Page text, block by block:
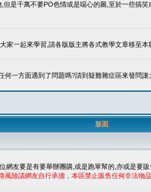
但是千萬不要PO色情或是噁心的圖,至於一些搞
家一起來學習,請各版版主將各式教學文章移至本
何一方面遇到了問題嗎?請到疑難雜症區來發問讓
版面
網友要是有要舉辦團購,或是跑單幫的,亦或是要
風險請網友自行承擔，本區禁止販售任何非法物